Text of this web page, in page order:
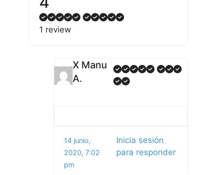
1 review
X Manu
A.
14 junio,
2020, 7:02
pm
Inicia sesión
para responder